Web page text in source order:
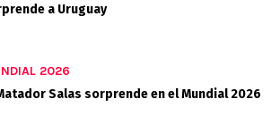
a Uruguay
2026
Salas sorprende en el Mundial 2026